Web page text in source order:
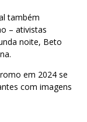
também
– ativistas
noite, Beto
em 2024 se
com imagens